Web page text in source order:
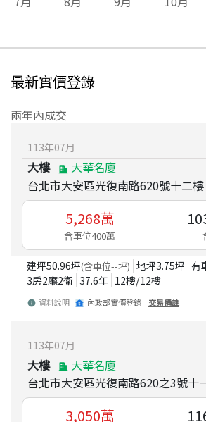
最新實價登錄
兩年內成交
113年07月
大樓
大華名廈
台北市大安區光復南路620號十二樓
5,268萬
含車位400萬
建坪50.96坪(含車位--坪) 地坪3.75坪 有
3房2廳2衛 37.6年 12樓/12樓
資料說明 內政部實價登錄 交易備註
113年07月
大樓
大華名廈
台北市大安區光復南路620之3號十
3,050萬